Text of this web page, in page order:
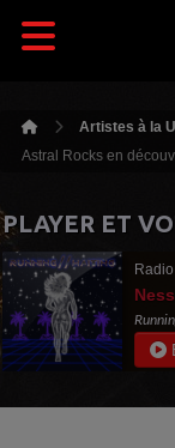
Artistes à la
Astral Rocks en
PLAYER ET